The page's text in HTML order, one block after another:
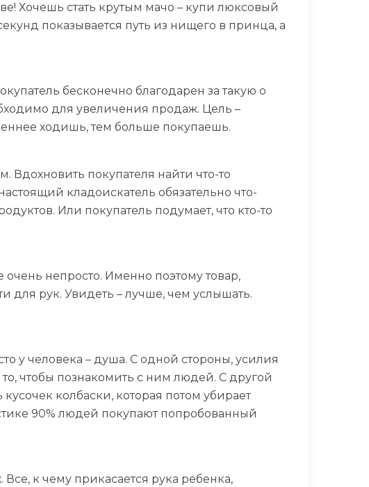
Хочешь стать крутым мачо – купи люксовый
показывается путь из нищего в принца, а
бесконечно благодарен за такую о
для увеличения продаж. Цель –
ходишь, тем больше покупаешь.
Вдохновить покупателя найти что-то
кладоискатель обязательно что-
Или покупатель подумает, что кто-то
очень непросто. Именно поэтому товар,
для рук. Увидеть – лучше, чем услышать.
у человека – душа. С одной стороны, усилия
чтобы познакомить с ним людей. С другой
колбаски, которая потом убирает
90% людей покупают попробованный
к чему прикасается рука ребенка,